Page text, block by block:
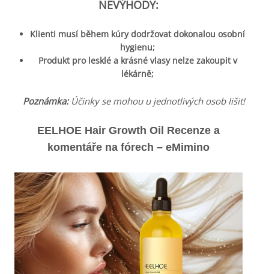
NEVÝHODY:
Klienti musí během kúry dodržovat dokonalou osobní
hygienu;
Produkt pro lesklé a krásné vlasy nelze zakoupit v
lékárně;
Poznámka: Účinky se mohou u jednotlivých osob lišit!
EELHOE Hair Growth Oil Recenze a
komentáře na fórech – eMimino